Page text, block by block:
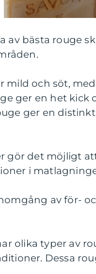
av bästa rouge
mild och söt,
ger en het kick
ger en
gör det möjligt
i
av för-
olika typer av
Dessa